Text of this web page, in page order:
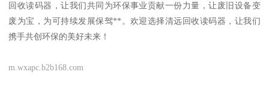
回收读码器，让我们共同为环保事业贡献一份力量，让废旧设备变
废为宝，为可持续发展保驾**。欢迎选择清远回收读码器，让我们
携手共创环保的美好未来！
m.wxapc.b2b168.com